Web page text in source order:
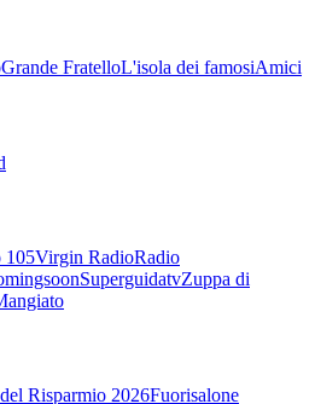
Grande FratelloL'isola dei famosiAmici
105Virgin RadioRadio
SuperguidatvZuppa di
Risparmio 2026Fuorisalone